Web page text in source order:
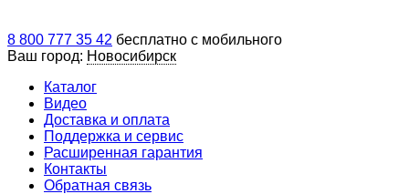
8 800 777 35 42 бесплатно с мобильного
Ваш город: Новосибирск
Каталог
Видео
Доставка и оплата
Поддержка и сервис
Расширенная гарантия
Контакты
Обратная связь